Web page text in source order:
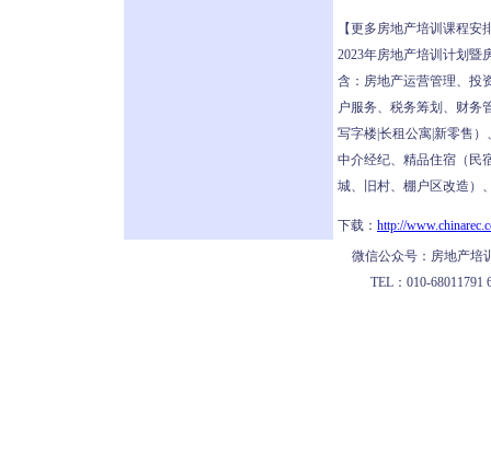
【更多房地产培训课程安
2023年房地产培训计划暨
含：房地产运营管理、投
户服务、税务筹划、财务
写字楼|长租公寓|新零售
中介经纪、精品住宿（民
城、旧村、棚户区改造）
下载： http://
微信公众号：房地产培
TEL：010-68011791